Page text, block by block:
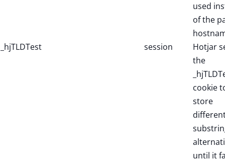
_hjTLDTest session
used
of the
Hotjar
the
cookie
store
until it